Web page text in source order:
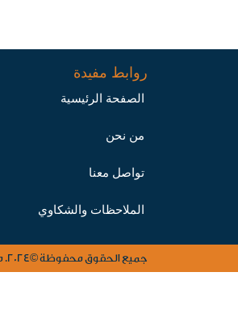
روابط مفيدة
الصفحة الرئيسية
من نحن
تواصل معنا
الملاحظات والشكاوي
جميع الحقوق محفوظة ©2024. مركز العدل للمساعدة القانونية